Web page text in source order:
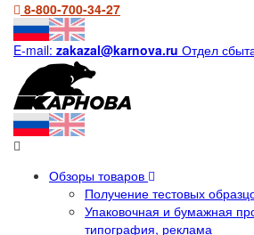
8-800-700-34-27
E-mail: zakazal@karnova.ru Отдел
Обзоры товаров
Получение тестовых
Упаковочная и бумажная
типография, реклама